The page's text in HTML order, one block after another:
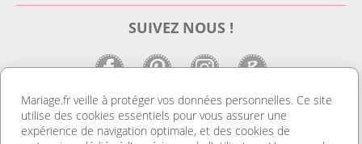
SUIVEZ NOUS !
LE SITE DE LA DECO MARIAGE
Mariage.fr veille à protéger vos données personnelles. Ce site
utilise des cookies essentiels pour vous assurer une
expérience de navigation optimale, et des cookies de